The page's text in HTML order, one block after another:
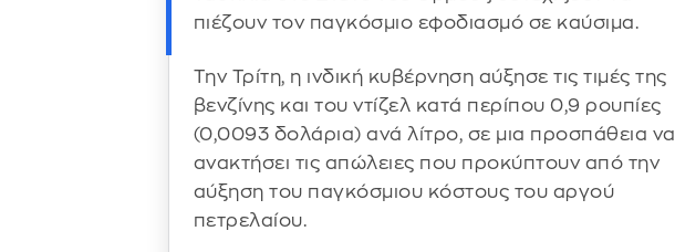
πιέζουν τον παγκόσμιο εφοδιασμό σε καύσιμα.
Την Τρίτη, η ινδική κυβέρνηση αύξησε τις τιμές της
βενζίνης και του ντίζελ κατά περίπου 0,9 ρουπίες
(0,0093 δολάρια) ανά λίτρο, σε μια προσπάθεια να
ανακτήσει τις απώλειες που προκύπτουν από την
αύξηση του παγκόσμιου κόστους του αργού
πετρελαίου.